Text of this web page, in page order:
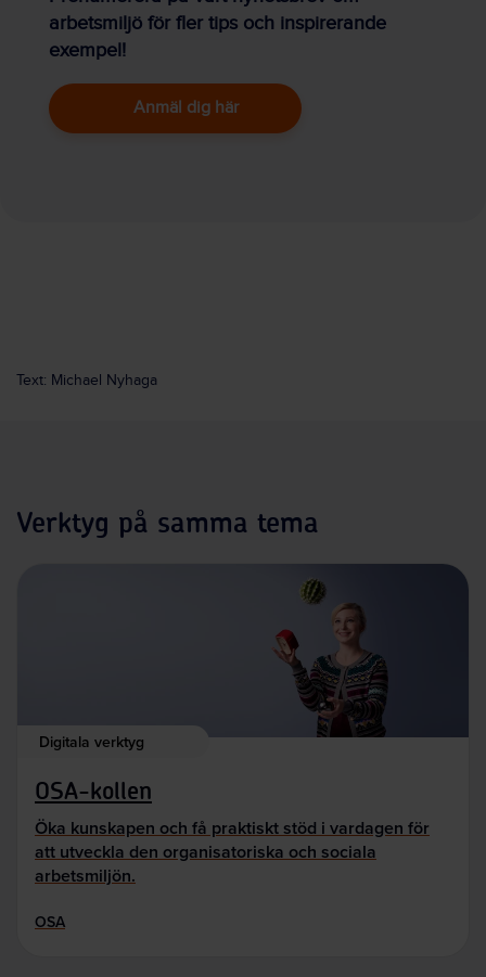
arbetsmiljö för fler tips och inspirerande
exempel!
Anmäl dig här
Text: Michael Nyhaga
Verktyg på samma tema
Digitala verktyg
OSA-kollen
Öka kunskapen och få praktiskt stöd i vardagen för
att utveckla den organisatoriska och sociala
arbetsmiljön.
OSA